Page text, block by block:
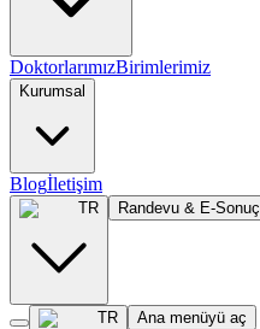
DoktorlarımızBirimlerimiz
Kurumsal
Blogİletişim
TR Randevu & E-Sonuç
TR Ana menüyü aç